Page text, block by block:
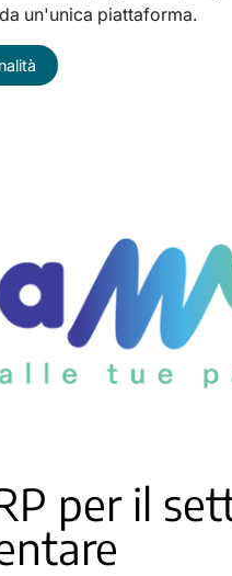
un'unica piattaforma.
per il